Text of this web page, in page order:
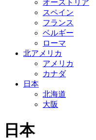
オーストリア
スペイン
フランス
ベルギー
ローマ
北アメリカ
アメリカ
カナダ
日本
北海道
大阪
日本